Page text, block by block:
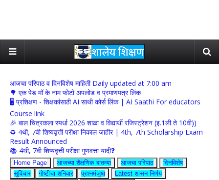
आजचा परिपाठ व दिनविशेष माहिती Daily updated at 7:00 am
🌳 एक पेड मॉ के नाम फोटो अपलोड व प्रमाणपत्र लिंक
🖥 प्रशिक्षण - शिक्षकांसाठी AI साथी कोर्स लिंक | AI Saathi For educators
Course link
🎉 बाल चित्रकला स्पर्धा 2026 शाळा व विद्यार्थी रजिस्ट्रेशन (इ.1ली ते 10वी))
♻️ 4थी, 7वी शिष्यवृत्ती परीक्षा निकाल जाहीर | 4th, 7th Scholarship Exam
Result Announced
📚 4थी, 7वी शिष्यवृत्ती परीक्षा गुणवत्ता यादी❓
Home Page आजच्या शैक्षणिक बातम्या आजचा परिपाठ
दिनविशेष
सुविचार
गोष्टीचा शनिवार प्रश्नमंजुषा
Latest शासन निर्णय